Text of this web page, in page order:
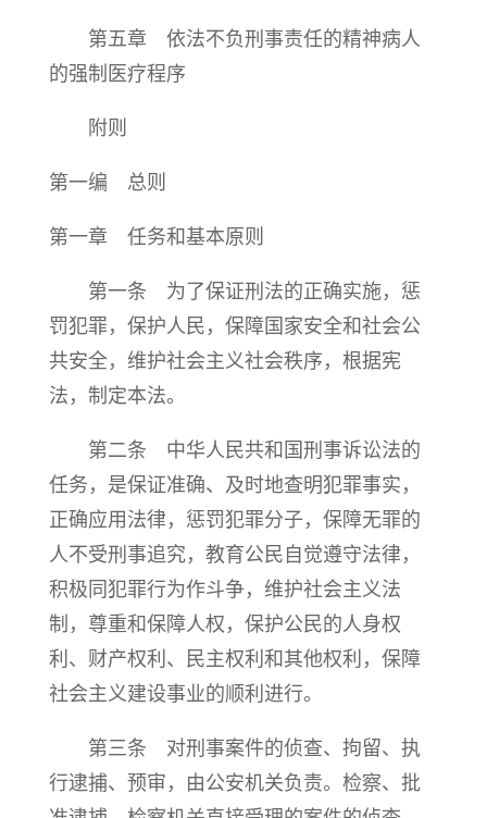
第五章 依法不负刑事责任的精神病人
的强制医疗程序
附则
第一编 总则
第一章 任务和基本原则
第一条 为了保证刑法的正确实施，惩
罚犯罪，保护人民，保障国家安全和社会公
共安全，维护社会主义社会秩序，根据宪
法，制定本法。
第二条 中华人民共和国刑事诉讼法的
任务，是保证准确、及时地查明犯罪事实，
正确应用法律，惩罚犯罪分子，保障无罪的
人不受刑事追究，教育公民自觉遵守法律，
积极同犯罪行为作斗争，维护社会主义法
制，尊重和保障人权，保护公民的人身权
利、财产权利、民主权利和其他权利，保障
社会主义建设事业的顺利进行。
第三条 对刑事案件的侦查、拘留、执
行逮捕、预审，由公安机关负责。检察、批